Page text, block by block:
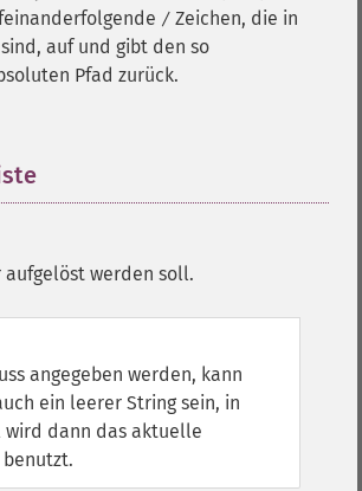
/ Zeichen, die in
auf und gibt den so
Pfad zurück.
aufgelöst werden soll.
angegeben werden, kann
ein leerer String sein, in
wird dann das aktuelle
benutzt.